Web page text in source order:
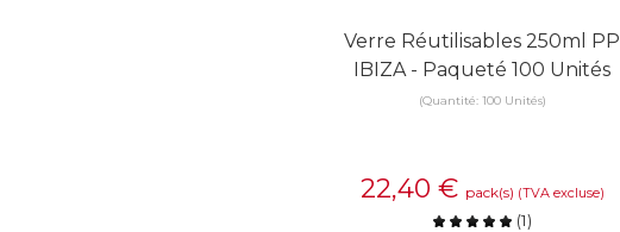
Verre Réutilisables 250ml PP
IBIZA - Paqueté 100 Unités
(Quantité: 100 Unités)
22,40 € pack(s) (TVA excluse)
(1)